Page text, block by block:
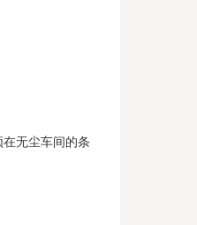
无尘车间的条